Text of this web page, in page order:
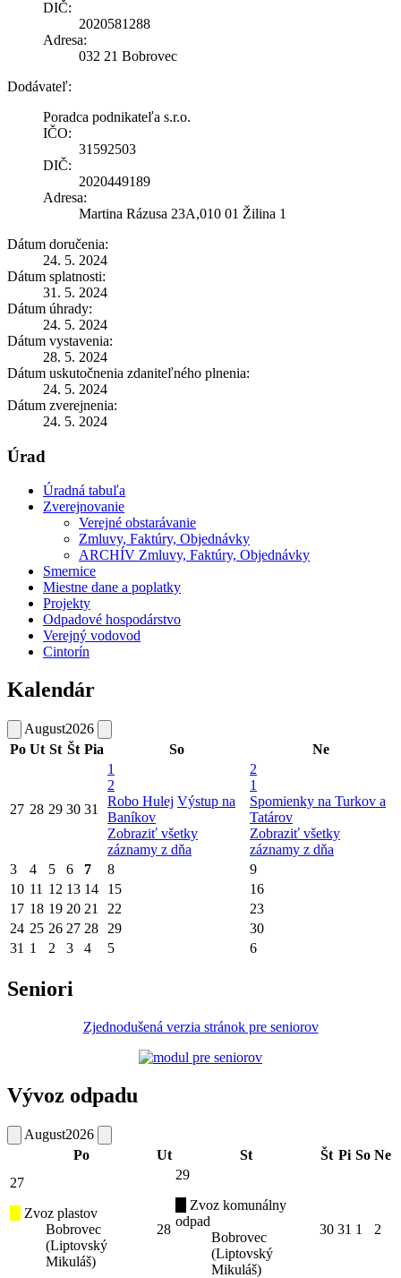
DIČ:
2020581288
Adresa:
032 21 Bobrovec
Dodávateľ:
Poradca podnikateľa s.r.o.
IČO:
31592503
DIČ:
2020449189
Adresa:
Martina Rázusa 23A,010 01 Žilina 1
Dátum doručenia:
24. 5. 2024
Dátum splatnosti:
31. 5. 2024
Dátum úhrady:
24. 5. 2024
Dátum vystavenia:
28. 5. 2024
Dátum uskutočnenia zdaniteľného plnenia:
24. 5. 2024
Dátum zverejnenia:
24. 5. 2024
Úrad
Úradná tabuľa
Zverejnovanie
Verejné obstarávanie
Zmluvy, Faktúry, Objednávky
ARCHÍV Zmluvy, Faktúry, Objednávky
Smernice
Miestne dane a poplatky
Projekty
Odpadové hospodárstvo
Verejný vodovod
Cintorín
Kalendár
August2026
Po Ut St Št Pia So Ne
27 28 29 30 31
1
2
Robo Hulej Výstup na
Baníkov
Zobraziť všetky
záznamy z dňa
2
1
Spomienky na Turkov a
Tatárov
Zobraziť všetky
záznamy z dňa
3
4 5 6 7 8
9
10 11 12 13 14 15
16
17 18 19 20 21 22
23
24 25 26 27 28 29
30
31 1 2 3 4 5 6
Seniori
Zjednodušená verzia stránok pre seniorov
Vývoz odpadu
August2026
Po
Ut St Št Pi So Ne
27
Zvoz plastov
Bobrovec
(Liptovský
Mikuláš)
28
29
Zvoz komunálny
odpad
Bobrovec
(Liptovský
Mikuláš)
30 31 1 2